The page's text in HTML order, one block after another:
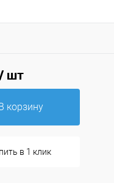
шт
корзину
в 1 клик